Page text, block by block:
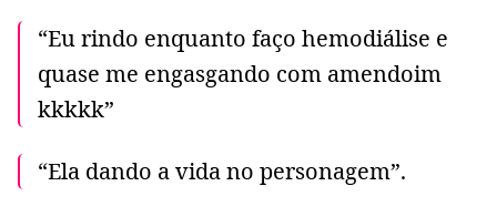
“Eu rindo enquanto faço hemodiálise e
quase me engasgando com amendoim
kkkkk”
“Ela dando a vida no personagem”.